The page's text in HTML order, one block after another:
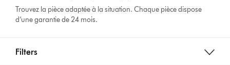
Trouvez la pièce adaptée à la situation. Chaque pièce dispose
d’une garantie de 24 mois.
Filters